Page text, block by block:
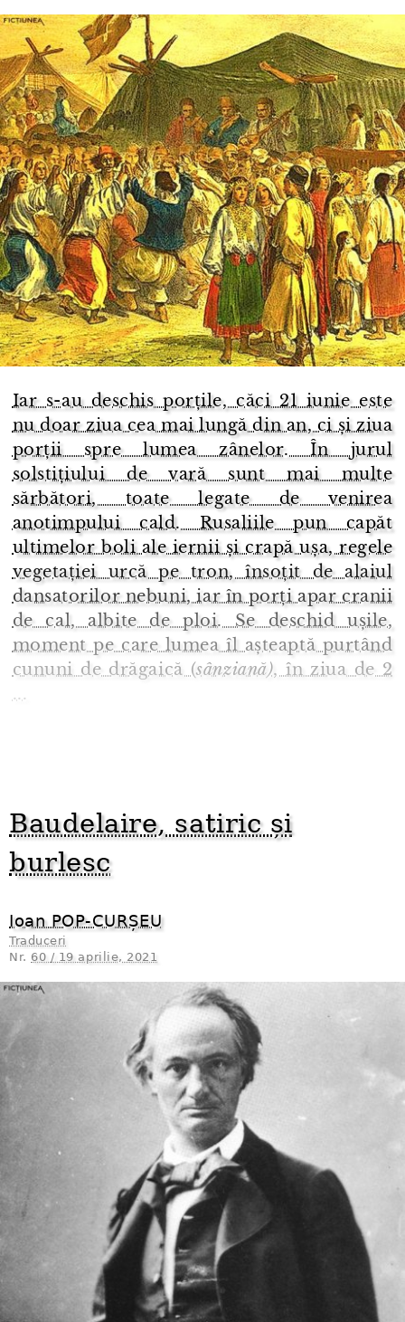
Iar s-au deschis porțile, căci 21 iunie este
nu doar ziua cea mai lungă din an, ci și ziua
porții spre lumea zânelor. În jurul
solstițiului de vară sunt mai multe
sărbători, toate legate de venirea
anotimpului cald. Rusaliile pun capăt
ultimelor boli ale iernii și crapă ușa, regele
vegetației urcă pe tron, însoțit de alaiul
dansatorilor nebuni, iar în porți apar cranii
de cal, albite de ploi. Se deschid ușile,
moment pe care lumea îl așteaptă purtând
cununi de drăgaică (sânziană), în ziua de 2
...
Baudelaire, satiric și
burlesc
Ioan POP-CURȘEU
Traduceri
Nr. 60 / 19 aprilie, 2021